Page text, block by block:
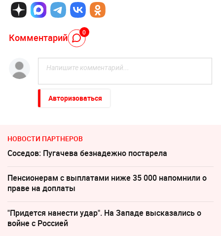
Комментарий 0
Авторизоваться
НОВОСТИ ПАРТНЕРОВ
Соседов: Пугачева безнадежно постарела
Пенсионерам с выплатами ниже 35 000 напомнили о
праве на доплаты
"Придется нанести удар". На Западе высказались о
войне с Россией